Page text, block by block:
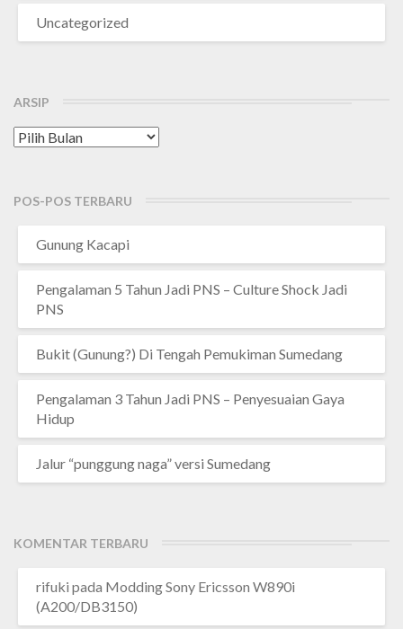
Uncategorized
ARSIP
Arsip
POS-POS TERBARU
Gunung Kacapi
Pengalaman 5 Tahun Jadi PNS – Culture Shock Jadi
PNS
Bukit (Gunung?) Di Tengah Pemukiman Sumedang
Pengalaman 3 Tahun Jadi PNS – Penyesuaian Gaya
Hidup
Jalur “punggung naga” versi Sumedang
KOMENTAR TERBARU
rifuki pada Modding Sony Ericsson W890i
(A200/DB3150)